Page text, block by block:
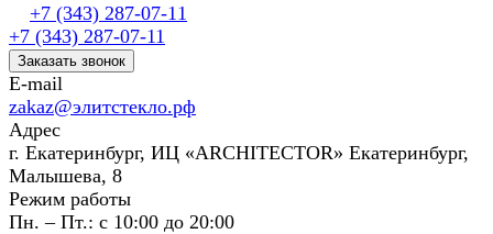
+7 (343) 287-07-11
+7 (343) 287-07-11
Заказать звонок
E-mail
zakaz@элитстекло.рф
Адрес
г. Екатеринбург, ИЦ «ARCHITECTOR» Екатеринбург,
Малышева, 8
Режим работы
Пн. – Пт.: с 10:00 до 20:00